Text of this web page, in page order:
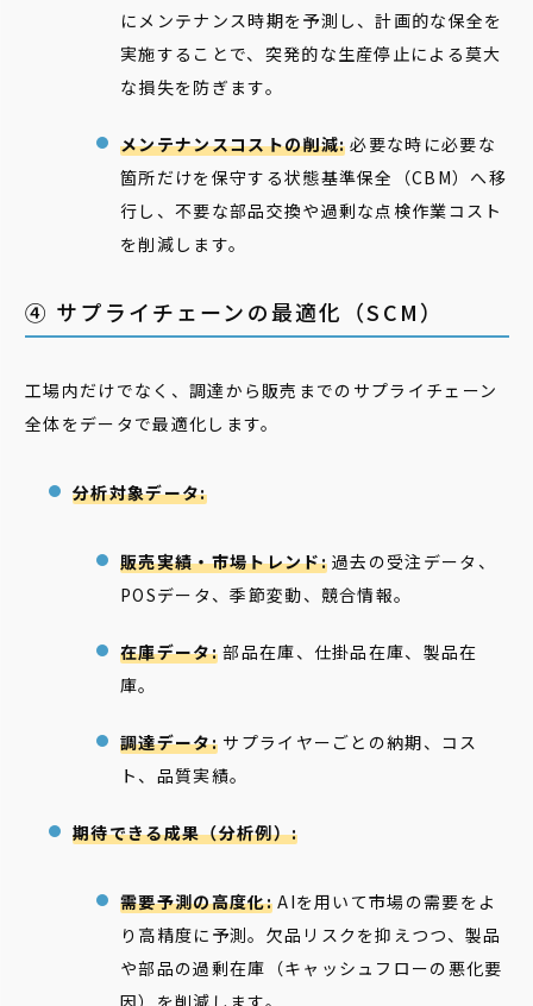
にメンテナンス時期を予測し、計画的な保全を
実施することで、突発的な生産停止による莫大
な損失を防ぎます。
メンテナンスコストの削減: 必要な時に必要な
箇所だけを保守する状態基準保全（CBM）へ移
行し、不要な部品交換や過剰な点検作業コスト
を削減します。
④ サプライチェーンの最適化（SCM）
工場内だけでなく、調達から販売までのサプライチェーン
全体をデータで最適化します。
分析対象データ:
販売実績・市場トレンド:過去の受注データ、
POSデータ、季節変動、競合情報。
在庫データ:部品在庫、仕掛品在庫、製品在
庫。
調達データ:サプライヤーごとの納期、コス
ト、品質実績。
期待できる成果（分析例）:
需要予測の高度化:AIを用いて市場の需要をよ
り高精度に予測。欠品リスクを抑えつつ、製品
や部品の過剰在庫（キャッシュフローの悪化要
因）を削減します。